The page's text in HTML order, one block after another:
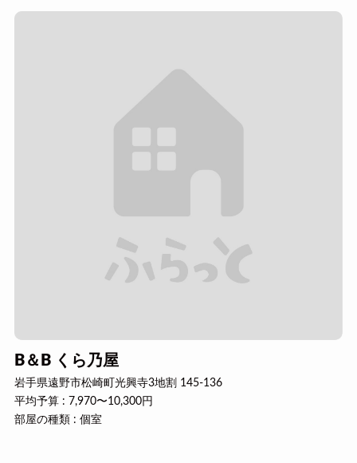
B＆B くら乃屋
岩手県遠野市松崎町光興寺3地割 145-136
平均予算 : 7,970〜10,300円
部屋の種類 : 個室